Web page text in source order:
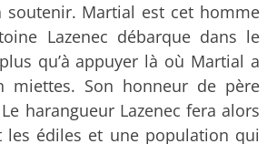
soutenir. Martial est cet homme
Lazenec débarque dans le
qu’à appuyer là où Martial a
miettes. Son honneur de père
harangueur Lazenec fera alors
les édiles et une population qui